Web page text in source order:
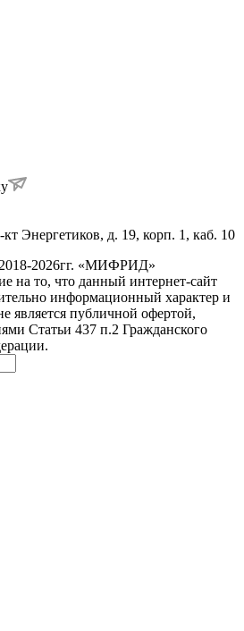
Энергетиков, д. 19, корп. 1, каб. 10
2026гг. «МИФРИД»
на то, что данный интернет-сайт
информационный характер и
является публичной офертой,
Статьи 437 п.2 Гражданского